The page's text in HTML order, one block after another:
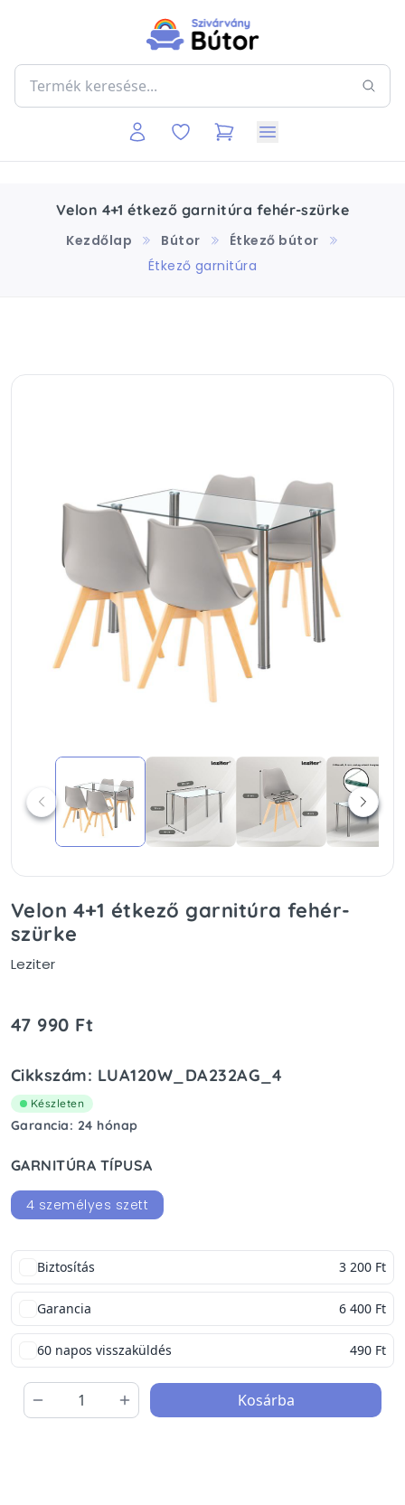
Velon 4+1 étkező garnitúra fehér-szürke
Kezdőlap
Bútor
Étkező bútor
Étkező garnitúra
Velon 4+1 étkező garnitúra fehér-
szürke
Leziter
47 990 Ft
Cikkszám: LUA120W_DA232AG_4
Készleten
Garancia: 24 hónap
GARNITÚRA TÍPUSA
4 személyes szett
Biztosítás 3 200 Ft
Garancia 6 400 Ft
60 napos visszaküldés 490 Ft
Kosárba